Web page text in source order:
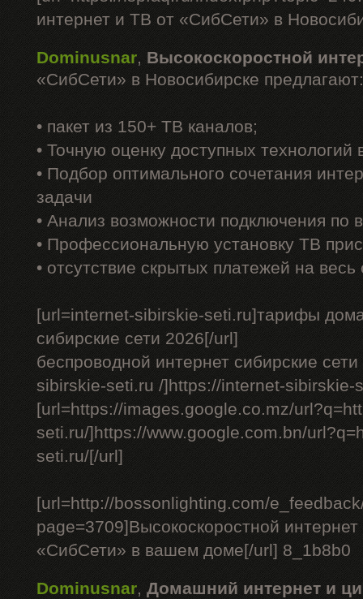
интернет и ТВ от «СибСети» в
Dominusnar, Высокоскоростной
«СибСети» в Новосибирске предлагают:
• пакет из 150+ ТВ каналов;
• Точную оценку доступных
• Подбор оптимального сочетания
задачи
• Анализ возможности подключения по
• Профессиональную установку ТВ
• отсутствие скрытых платежей на
[url=internet-sibirskie-seti.ru]тарифы
сибирские сети 2026[/url]
беспроводной интернет сибирские
sibirskie-seti.ru /]https://internet-sibirskie-
[url=https://images.google.co.mz/
seti.ru/]https://www.google.com.bn/
seti.ru/[/url]
[url=http://bossonlighting.com/
page=3709]Высокоскоростной
«СибСети» в вашем доме[/url] 8_1b8b0
Dominusnar, Домашний интернет и ци